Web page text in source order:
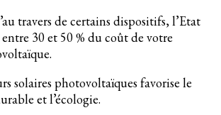
travers de certains dispositifs, l’Etat
30 et 50 % du coût de votre
solaires photovoltaïques favorise le
et l’écologie.